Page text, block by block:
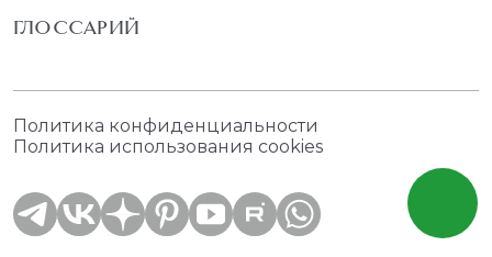
ГЛОССАРИЙ
Политика конфиденциальности
Политика использования cookies